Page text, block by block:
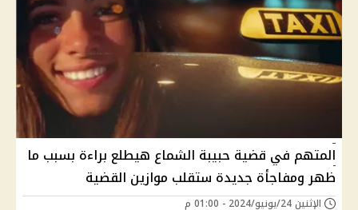
المتهم في قضية حبيبة الشماع هيطلع براءة بسبب ما
ظهر ومفاجأة جديدة ستقلب موازين القضية
الإثنين 24/يونيو/2024 - 01:00 م